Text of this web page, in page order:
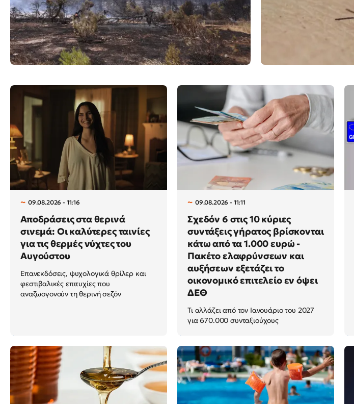
09.08.2026 - 11:16
Αποδράσεις στα θερινά
σινεμά: Οι καλύτερες ταινίες
για τις θερμές νύχτες του
Αυγούστου
Επανεκδόσεις, ψυχολογικά θρίλερ και
φεστιβαλικές επιτυχίες που
αναζωογονούν τη θερινή σεζόν
09.08.2026 - 11:11
Σχεδόν 6 στις 10 κύριες
συντάξεις γήρατος βρίσκονται
κάτω από τα 1.000 ευρώ -
Πακέτο ελαφρύνσεων και
αυξήσεων εξετάζει το
οικονομικό επιτελείο εν όψει
ΔΕΘ
Τι αλλάζει από τον Ιανουάριο του 2027
για 670.000 συνταξιούχους